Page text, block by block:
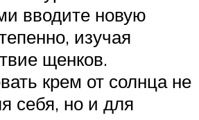
вводите новую
изучая
щенков.
крем от солнца не
себя, но и для